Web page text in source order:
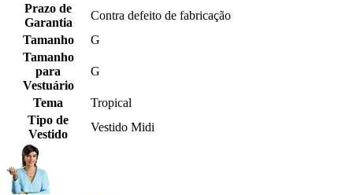
Prazo de
Garantia
Contra defeito de fabricação
Tamanho
G
Tamanho
para
Vestuário
G
Tema
Tropical
Tipo de
Vestido
Vestido Midi